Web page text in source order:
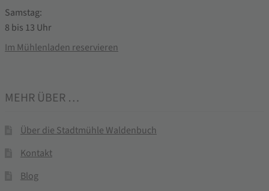
Samstag:
8 bis 13 Uhr
Im Mühlenladen reservieren
MEHR ÜBER …
Über die Stadtmühle Waldenbuch
Kontakt
Blog